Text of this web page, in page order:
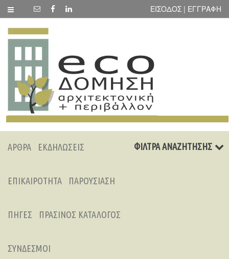
ΕΙΣΟΔΟΣ | ΕΓΓΡΑΦΗ
ΑΡΘΡΑ ΕΚΔΗΛΩΣΕΙΣ
ΕΠΙΚΑΙΡΟΤΗΤΑ ΠΑΡΟΥΣΙΑΣΗ
ΠΗΓΕΣ ΠΡΑΣΙΝΟΣ ΚΑΤΑΛΟΓΟΣ
ΣΥΝΔΕΣΜΟΙ
ΦΙΛΤΡΑ ΑΝΑΖΗΤΗΣΗΣ